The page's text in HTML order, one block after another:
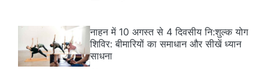
नाहन में 10 अगस्त से 4 दिवसीय नि:शुल्क योग
शिविर: बीमारियों का समाधान और सीखें ध्यान
साधना